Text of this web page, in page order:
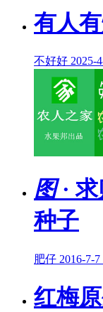
有人
不好好 2025-
图· 求
种子
肥仔 2016-7-7
红梅